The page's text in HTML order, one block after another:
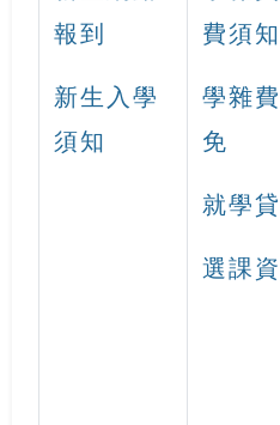
報到
新生入學
須知
費須知
學雜
免
就學
選課